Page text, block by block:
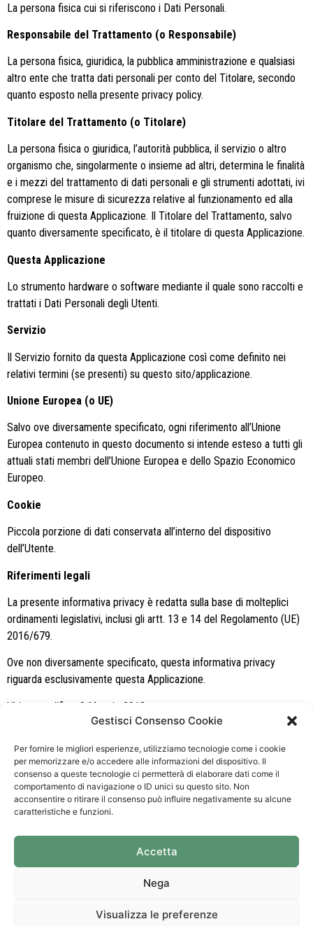
Gestisci Consenso Cookie
Per fornire le migliori esperienze, utilizziamo tecnologie come i cookie
per memorizzare e/o accedere alle informazioni del dispositivo. Il
consenso a queste tecnologie ci permetterà di elaborare dati come il
comportamento di navigazione o ID unici su questo sito. Non
acconsentire o ritirare il consenso può influire negativamente su alcune
caratteristiche e funzioni.
Accetta
Nega
Visualizza le preferenze
La persona fisica cui si riferiscono i Dati Personali.
Responsabile del Trattamento (o Responsabile)
La persona fisica, giuridica, la pubblica amministrazione e qualsiasi
altro ente che tratta dati personali per conto del Titolare, secondo
quanto esposto nella presente privacy policy.
Titolare del Trattamento (o Titolare)
La persona fisica o giuridica, l’autorità pubblica, il servizio o altro
organismo che, singolarmente o insieme ad altri, determina le finalità
e i mezzi del trattamento di dati personali e gli strumenti adottati, ivi
comprese le misure di sicurezza relative al funzionamento ed alla
fruizione di questa Applicazione. Il Titolare del Trattamento, salvo
quanto diversamente specificato, è il titolare di questa Applicazione.
Questa Applicazione
Lo strumento hardware o software mediante il quale sono raccolti e
trattati i Dati Personali degli Utenti.
Servizio
Il Servizio fornito da questa Applicazione così come definito nei
relativi termini (se presenti) su questo sito/applicazione.
Unione Europea (o UE)
Salvo ove diversamente specificato, ogni riferimento all’Unione
Europea contenuto in questo documento si intende esteso a tutti gli
attuali stati membri dell’Unione Europea e dello Spazio Economico
Europeo.
Cookie
Piccola porzione di dati conservata all’interno del dispositivo
dell’Utente.
Riferimenti legali
La presente informativa privacy è redatta sulla base di molteplici
ordinamenti legislativi, inclusi gli artt. 13 e 14 del Regolamento (UE)
2016/679.
Ove non diversamente specificato, questa informativa privacy
riguarda esclusivamente questa Applicazione.
Ultima modifica: 8 Maggio 2018
GIAMELLO
ARREDAMENTI
Castino Giamello
Via Nazionale, 11 –
(CN)
CONTATTI
Email: info@giamelloarredamenti.com
Telefono:347
840.52
SOCIAL
P.iva 03043040041